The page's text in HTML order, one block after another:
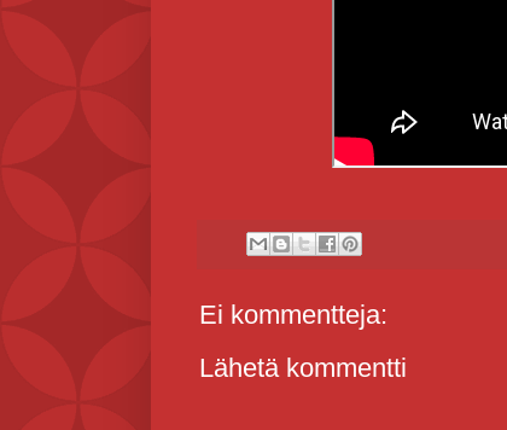
Ei kommentteja:
Lähetä kommentti